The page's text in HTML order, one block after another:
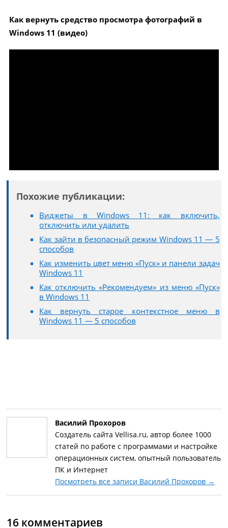
Как вернуть средство просмотра фотографий в
Windows 11 (видео)
Похожие публикации:
Виджеты в Windows 11: как включить,
отключить или удалить
Как зайти в безопасный режим Windows 11 — 5
способов
Как изменить цвет меню «Пуск» и панели задач
Windows 11
Как отключить «Рекомендуем» из меню «Пуск»
в Windows 11
Как вернуть старое контекстное меню в
Windows 11 — 5 способов
Василий Прохоров
Создатель сайта Vellisa.ru, автор более 1000
статей по работе с программами и настройке
операционных систем, опытный пользователь
ПК и Интернет
Посмотреть все записи Василий Прохоров →
16 комментариев